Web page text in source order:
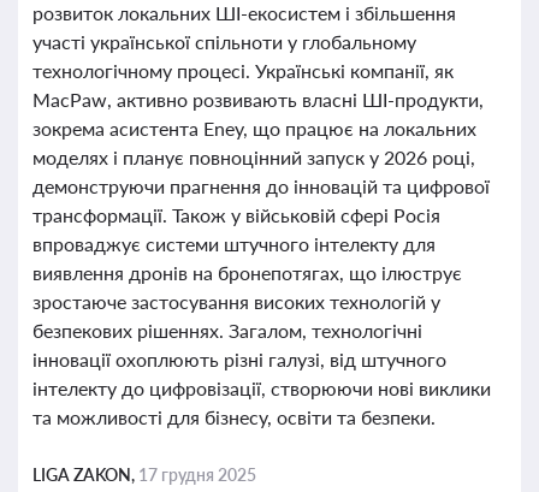
розвиток локальних ШІ-екосистем і збільшення
участі української спільноти у глобальному
технологічному процесі. Українські компанії, як
MacPaw, активно розвивають власні ШІ-продукти,
зокрема асистента Eney, що працює на локальних
моделях і планує повноцінний запуск у 2026 році,
демонструючи прагнення до інновацій та цифрової
трансформації. Також у військовій сфері Росія
впроваджує системи штучного інтелекту для
виявлення дронів на бронепотягах, що ілюструє
зростаюче застосування високих технологій у
безпекових рішеннях. Загалом, технологічні
інновації охоплюють різні галузі, від штучного
інтелекту до цифровізації, створюючи нові виклики
та можливості для бізнесу, освіти та безпеки.
LIGA ZAKON, 17 грудня 2025